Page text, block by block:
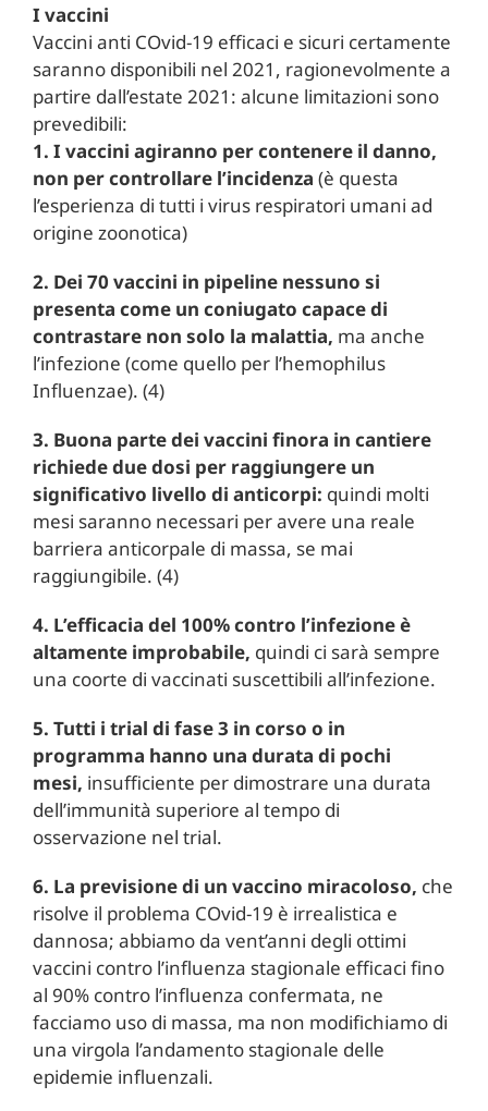
I vaccini
Vaccini anti COvid-19 efficaci e sicuri certamente
saranno disponibili nel 2021, ragionevolmente a
partire dall’estate 2021: alcune limitazioni sono
prevedibili:
1. I vaccini agiranno per contenere il danno,
non per controllare l’incidenza (è questa
l’esperienza di tutti i virus respiratori umani ad
origine zoonotica)
2. Dei 70 vaccini in pipeline nessuno si
presenta come un coniugato capace di
contrastare non solo la malattia, ma anche
l’infezione (come quello per l’hemophilus
Influenzae). (4)
3. Buona parte dei vaccini finora in cantiere
richiede due dosi per raggiungere un
significativo livello di anticorpi: quindi molti
mesi saranno necessari per avere una reale
barriera anticorpale di massa, se mai
raggiungibile. (4)
4. L’efficacia del 100% contro l’infezione è
altamente improbabile, quindi ci sarà sempre
una coorte di vaccinati suscettibili all’infezione.
5. Tutti i trial di fase 3 in corso o in
programma hanno una durata di pochi
mesi, insufficiente per dimostrare una durata
dell’immunità superiore al tempo di
osservazione nel trial.
6. La previsione di un vaccino miracoloso, che
risolve il problema COvid-19 è irrealistica e
dannosa; abbiamo da vent’anni degli ottimi
vaccini contro l’influenza stagionale efficaci fino
al 90% contro l’influenza confermata, ne
facciamo uso di massa, ma non modifichiamo di
una virgola l’andamento stagionale delle
epidemie influenzali.